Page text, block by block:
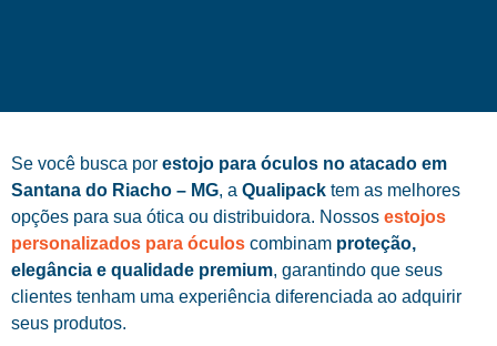
Se você busca por estojo para óculos no atacado em
Santana do Riacho – MG, a Qualipack tem as melhores
opções para sua ótica ou distribuidora. Nossos estojos
personalizados para óculos combinam proteção,
elegância e qualidade premium, garantindo que seus
clientes tenham uma experiência diferenciada ao adquirir
seus produtos.